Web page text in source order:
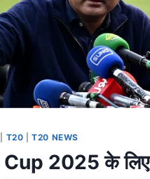
T20 |T20 NEWS
2025 के लिए